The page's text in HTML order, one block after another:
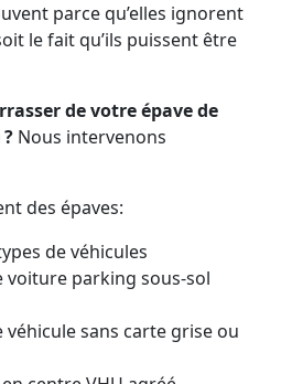
parce qu’elles ignorent
le fait qu’ils puissent être
de votre épave de
Nous intervenons
des épaves:
de véhicules
voiture parking sous-sol
véhicule sans carte grise ou